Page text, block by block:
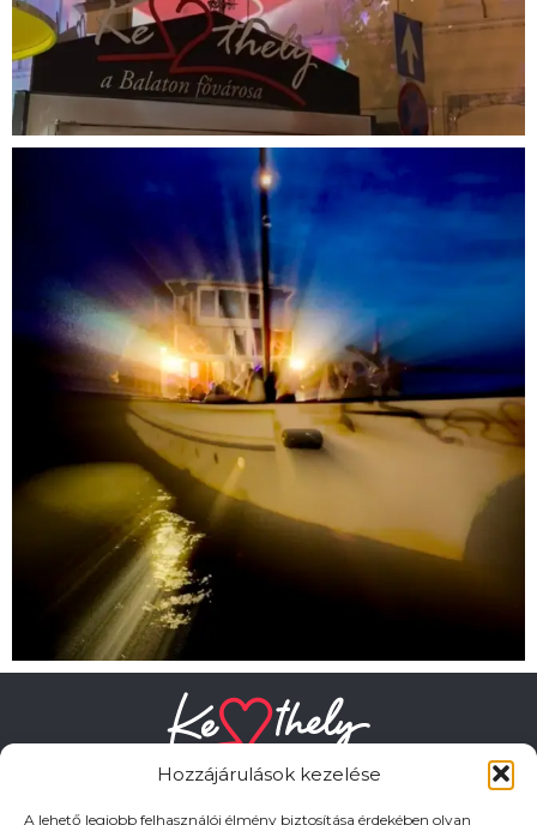
Hozzájárulások kezelése
A lehető legjobb felhasználói élmény biztosítása érdekében olyan